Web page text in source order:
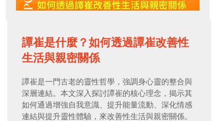
譚崔是什麼？如何透過譚崔改善性
生活與親密關係
譚崔是一門古老的靈性哲學，強調身心靈的整合與
深層連結。本文深入探討譚崔的核心理念，揭示其
如何通過增強自我意識、提升能量流動、深化情感
連結與提升靈性體驗，來改善性生活與親密關係。